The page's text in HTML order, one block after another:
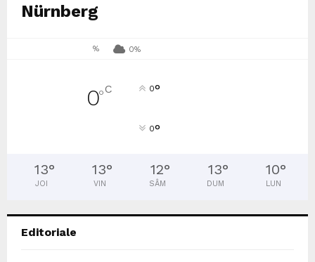
Nürnberg
% 0%
0°C 0°
0°
13°
JOI
13°
VIN
12°
SÂM
13°
DUM
10°
LUN
Editoriale